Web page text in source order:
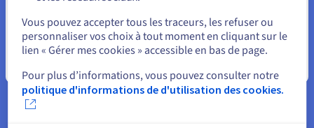
Quelle est la différence entre SOA
et microservices ?
Bien que les microservices et la SOA semblent tous deux être
des approches similaires au développement logiciel, les
microservices peuvent être considérés comme une évolution
plus spécialisée et légère de la SOA. Les deux approches
préconisent des services évolutifs, indépendants et
Sélectionner un autre site web
Vous pouvez accepter tous les traceurs, les refuser ou
personnaliser vos choix à tout moment en cliquant sur le
lien « Gérer mes cookies » accessible en bas de page.
Pour plus d’informations, vous pouvez consulter notre
politique d'informations de d'utilisation des cookies.